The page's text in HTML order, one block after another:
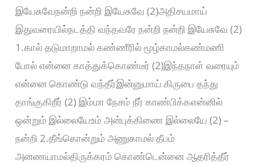
இயேசுவேநன்றி நன்றி இயேசுவே (2)அதிசயமாய்
இதுவரையில்நடத்தி வந்தவரே நன்றி நன்றி இயேசுவே (2)
1.கால் தடுமாறாமல் கண்ணீரில் மூழ்காமல்கண்மணி
போல் என்னை காத்துக்கொண்டீர் (2)இந்தநாள் வரையும்
என்னை கொண்டு வந்தீர்இன்னுமாய் கிருபை தந்து
தாங்குகிறீர் (2) இம்மா நேசம் நீர் காண்பிக்கஎன்னில்
ஒன்றும் இல்லையேஉம் அன்புக்கிணை இல்லையே (2) –
நன்றி 2.தீங்கொன்றும் அணுகாமல் தீபம்
அனணயாமல்திருக்கரம் கொண்டென்னை ஆதரித்தீர்